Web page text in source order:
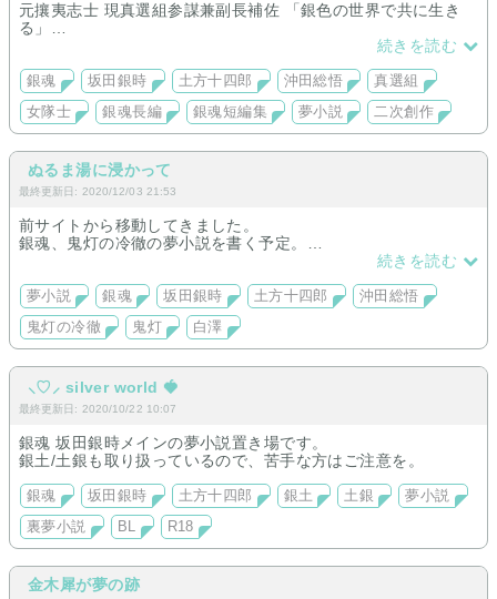
長編【宝贝儿】完結
元攘夷志士 現真選組参謀兼副長補佐 「銀色の世界で共に生き
る」
続きを読む
銀魂 坂田銀時 土方十四郎 沖田総悟
真選組
女隊士
銀魂長編 銀魂短編集 夢小説 二次創作
ぬるま湯に浸かって
最終更新日: 2020/12/03 21:53
前サイトから移動してきました。
銀魂、鬼灯の冷徹の夢小説を書く予定。
続きを読む
夢小説 銀魂 坂田銀時 土方十四郎
沖田総悟
鬼灯の冷徹
鬼灯 白澤
⸜♡︎⸝‍ silver world 🍓
最終更新日: 2020/10/22 10:07
銀魂 坂田銀時メインの夢小説置き場です。
銀土/土銀も取り扱っているので、苦手な方はご注意を。
銀魂 坂田銀時 土方十四郎 銀土 土銀
夢小説
裏夢小説
BL R18
金木犀が夢の跡